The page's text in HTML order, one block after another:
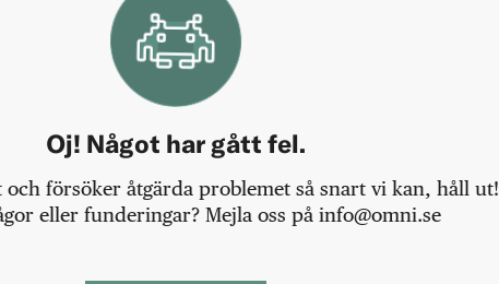
Oj! Något har gått fel.
försöker åtgärda problemet så snart vi kan, håll ut!
eller funderingar? Mejla oss på info@omni.se